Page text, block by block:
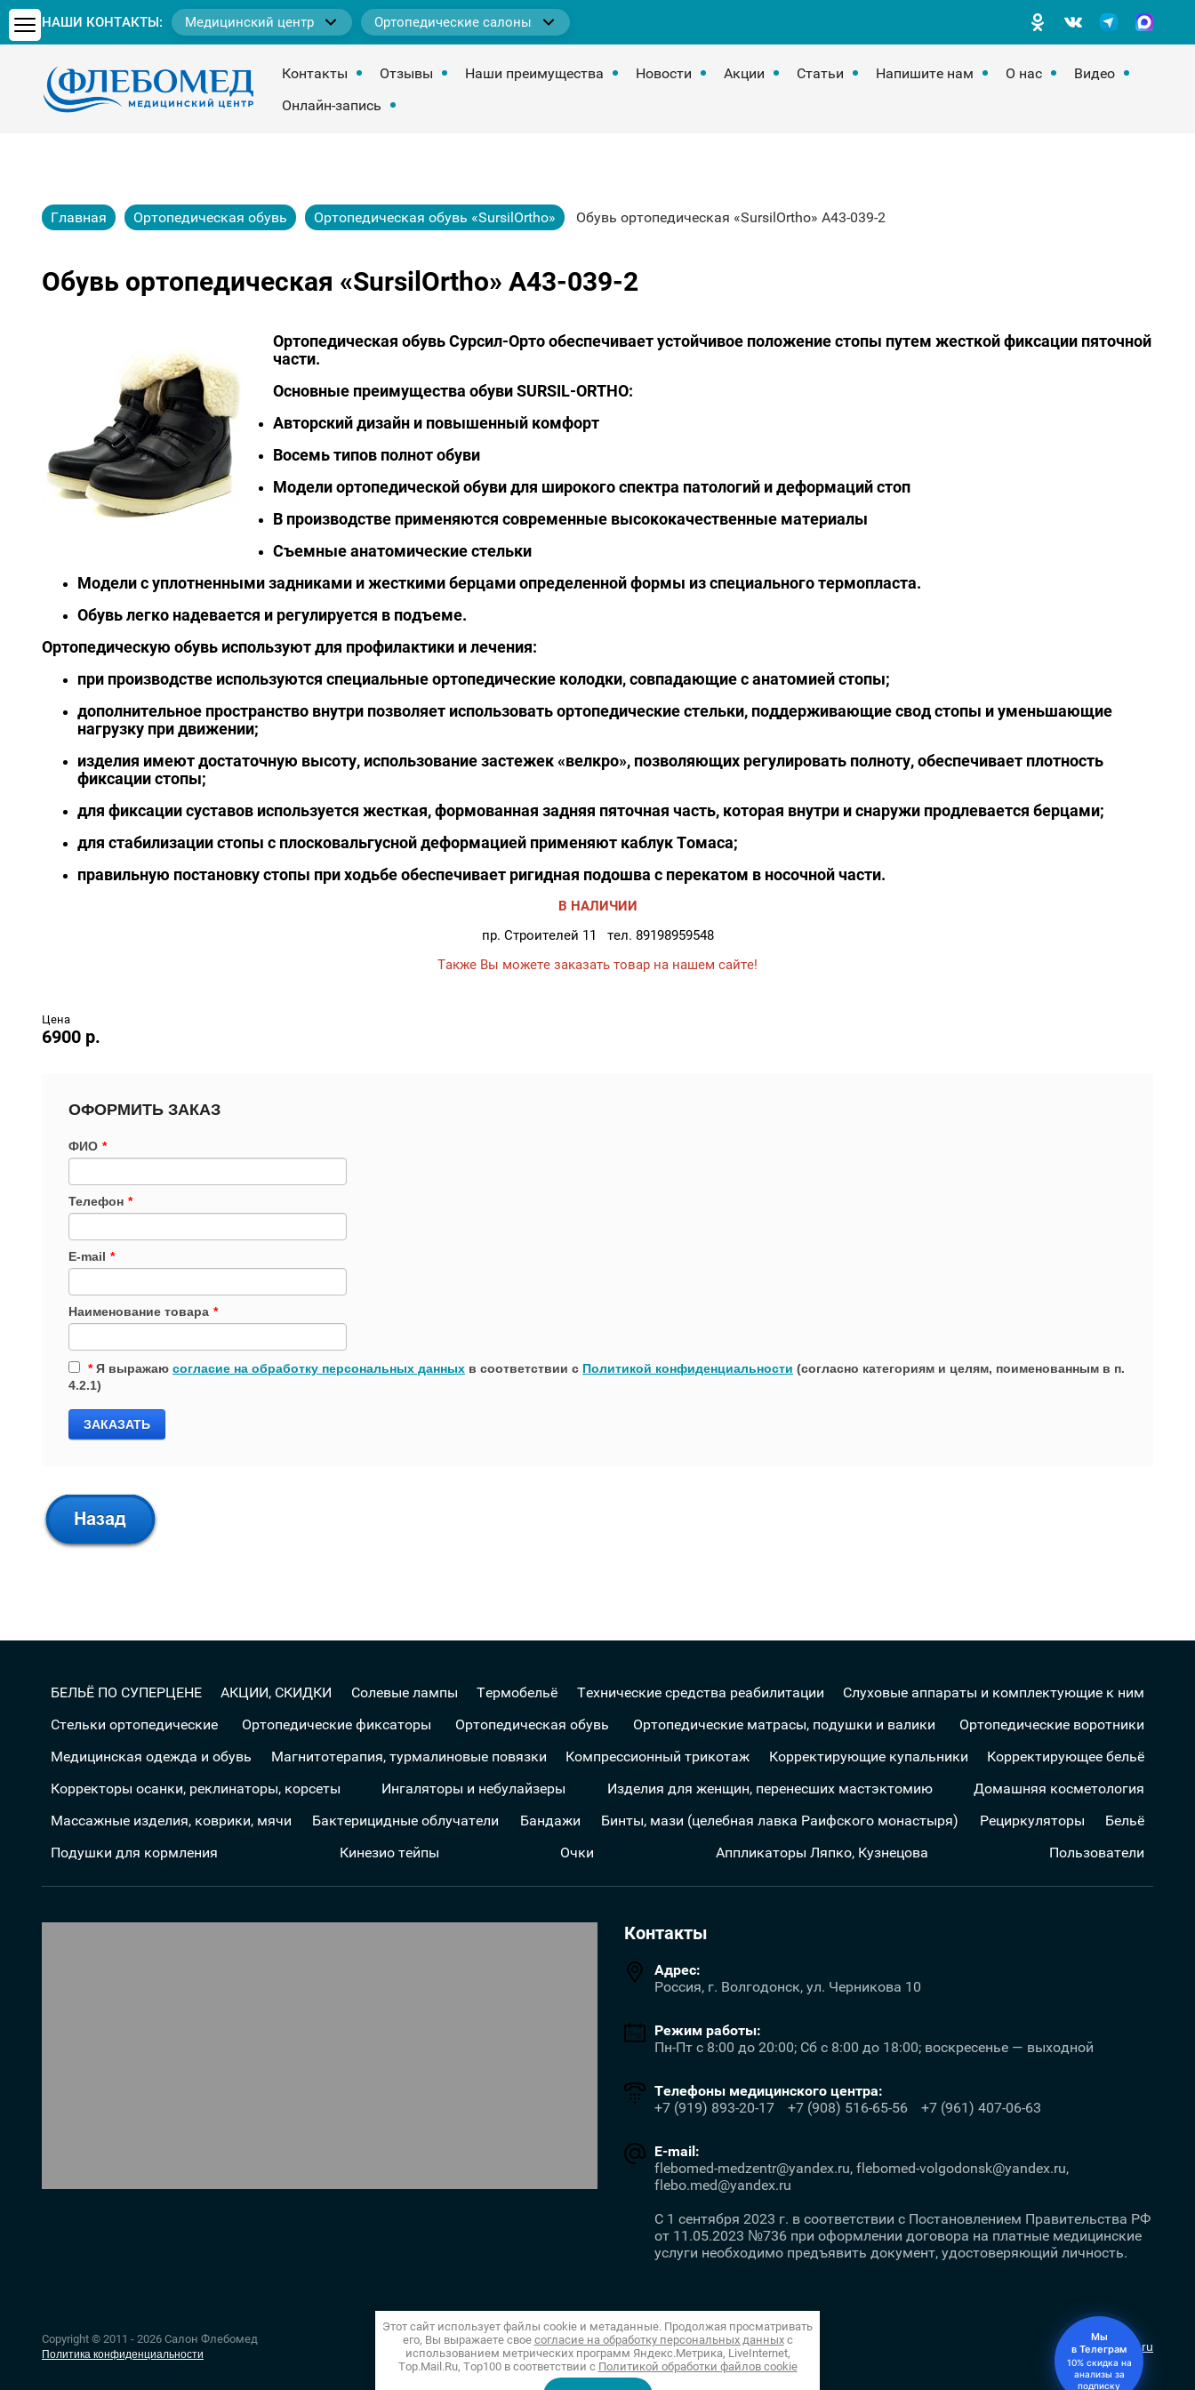
НАШИ КОНТАКТЫ: Медицинский центр Ортопедические салоны
Контакты Отзывы Наши преимущества Новости Акции Статьи Напишите нам О нас
Видео
Онлайн-запись
Главная Ортопедическая обувь Ортопедическая обувь «SursilOrtho» Обувь ортопедическая «SursilOrtho» А43-039-2
Обувь ортопедическая «SursilOrtho» А43-039-2
Ортопедическая обувь Сурсил-Орто обеспечивает устойчивое положение стопы путем жесткой фиксации пяточной
части.
Основные преимущества обуви SURSIL-ORTHO:
Авторский дизайн и повышенный комфорт
Восемь типов полнот обуви
Модели ортопедической обуви для широкого спектра патологий и деформаций стоп
В производстве применяются современные высококачественные материалы
Съемные анатомические стельки
Модели с уплотненными задниками и жесткими берцами определенной формы из специального термопласта.
Обувь легко надевается и регулируется в подъеме.
Ортопедическую обувь используют для профилактики и лечения:
при производстве используются специальные ортопедические колодки, совпадающие с анатомией стопы;
дополнительное пространство внутри позволяет использовать ортопедические стельки, поддерживающие свод стопы и уменьшающие
нагрузку при движении;
изделия имеют достаточную высоту, использование застежек «велкро», позволяющих регулировать полноту, обеспечивает плотность
фиксации стопы;
для фиксации суставов используется жесткая, формованная задняя пяточная часть, которая внутри и снаружи продлевается берцами;
для стабилизации стопы с плосковальгусной деформацией применяют каблук Томаса;
правильную постановку стопы при ходьбе обеспечивает ригидная подошва с перекатом в носочной части.
В НАЛИЧИИ
пр. Строителей 11 тел. 89198959548
Также Вы можете заказать товар на нашем сайте!
Цена
6900 р.
ОФОРМИТЬ ЗАКАЗ
ФИО *
Телефон *
E-mail *
Наименование товара *
*Я выражаю согласие на обработку персональных данных в соответствии с Политикой конфиденциальности (согласно категориям и целям, поименованным в п.
4.2.1)
ЗАКАЗАТЬ
БЕЛЬЁ ПО СУПЕРЦЕНЕ АКЦИИ, СКИДКИ Солевые лампы Термобельё Технические средства реабилитации
Слуховые аппараты и комплектующие к ним
Стельки ортопедические
Ортопедические фиксаторы Ортопедическая обувь Ортопедические матрасы, подушки и валики
Ортопедические воротники
Медицинская одежда и обувь
Магнитотерапия, турмалиновые повязки Компрессионный трикотаж Корректирующие купальники
Корректирующее бельё
Корректоры осанки, реклинаторы, корсеты
Ингаляторы и небулайзеры Изделия для женщин, перенесших мастэктомию
Домашняя косметология
Массажные изделия, коврики, мячи
Бактерицидные облучатели Бандажи Бинты, мази (целебная лавка Раифского монастыря) Рециркуляторы
Бельё
Подушки для кормления
Кинезио тейпы Очки Аппликаторы Ляпко, Кузнецова Пользователи
Контакты
Адрес:
Россия, г. Волгодонск, ул. Черникова 10
Режим работы:
Пн-Пт с 8:00 до 20:00; Сб с 8:00 до 18:00; воскресенье — выходной
Телефоны медицинского центра:
+7 (919) 893-20-17
+7 (908) 516-65-56 +7 (961) 407-06-63
E-mail:
flebomed-medzentr@yandex.ru, flebomed-volgodonsk@yandex.ru,
flebo.med@yandex.ru
С 1 сентября 2023 г. в соответствии с Постановлением Правительства РФ
от 11.05.2023 №736 при оформлении договора на платные медицинские
услуги необходимо предъявить документ, удостоверяющий личность.
Copyright © 2011 - 2026 Салон Флебомед
Политика конфиденциальности
Этот сайт использует файлы cookie и метаданные. Продолжая просматривать
его, Вы выражаете свое согласие на обработку персональных данныхс
использованием метрических программ Яндекс.Метрика, LiveInternet,
Top.Mail.Ru, Top100 в соответствии с Политикой обработки файлов cookie
Megagroup.ru
Мы
в Телеграм
10% скидка на
анализы за
подписку